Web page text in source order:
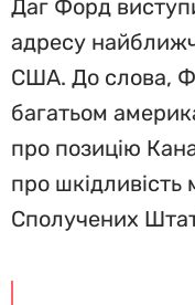
Даг Форд
адресу
США. До слова,
багатьом
про позицію
про
Сполучених